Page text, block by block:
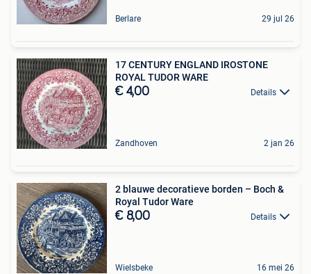
Berlare 29 jul 26
17 CENTURY ENGLAND IROSTONE
ROYAL TUDOR WARE
€ 4,00 Details
Zandhoven 2 jan 26
2 blauwe decoratieve borden – Boch &
Royal Tudor Ware
€ 8,00 Details
Wielsbeke 16 mei 26